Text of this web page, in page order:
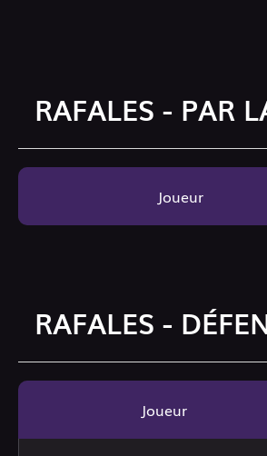
RAFALES - PAR
Joueur
RAFALES -
Joueur